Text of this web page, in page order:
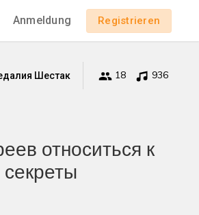
Anmeldung Registrieren
Шестак 18 936
относиться к